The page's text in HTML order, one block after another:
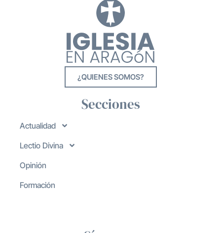
¿QUIENES SOMOS?
Secciones
Actualidad
Lectio Divina
Opinión
Formación